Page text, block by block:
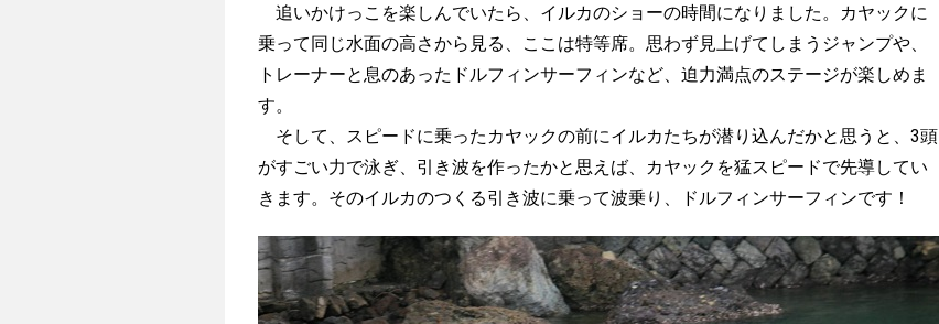
追いかけっこを楽しんでいたら、イルカのショーの時間になりました。カヤックに
乗って同じ水面の高さから見る、ここは特等席。思わず見上げてしまうジャンプや、
トレーナーと息のあったドルフィンサーフィンなど、迫力満点のステージが楽しめま
す。
そして、スピードに乗ったカヤックの前にイルカたちが潜り込んだかと思うと、3頭
がすごい力で泳ぎ、引き波を作ったかと思えば、カヤックを猛スピードで先導してい
きます。そのイルカのつくる引き波に乗って波乗り、ドルフィンサーフィンです！